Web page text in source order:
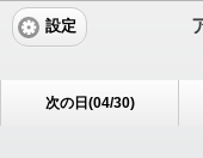
設定
次の日(04/30)